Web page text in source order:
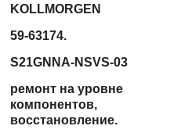
KOLLMORGEN
59-63174.
S21GNNA-NSVS-03
ремонт на уровне
компонентов,
восстановление.